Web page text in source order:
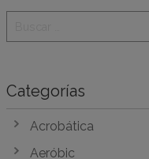
Categorías
Acrobática
Aeróbic